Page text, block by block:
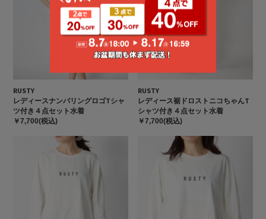
RUSTY
レディースナンバリングロゴTシャ
ツ付き４点セット水着
￥7,700(税込)
RUSTY
レディース裾ドロストニコちゃんT
シャツ付き４点セット水着
￥7,700(税込)